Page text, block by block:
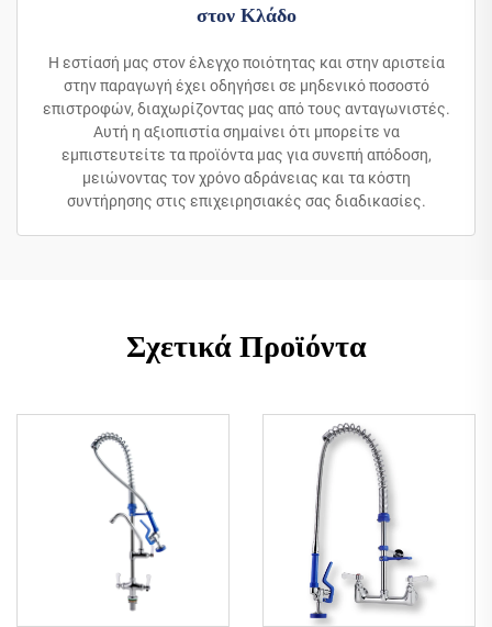
στον Κλάδο
Η εστίασή μας στον έλεγχο ποιότητας και στην αριστεία
στην παραγωγή έχει οδηγήσει σε μηδενικό ποσοστό
επιστροφών, διαχωρίζοντας μας από τους ανταγωνιστές.
Αυτή η αξιοπιστία σημαίνει ότι μπορείτε να
εμπιστευτείτε τα προϊόντα μας για συνεπή απόδοση,
μειώνοντας τον χρόνο αδράνειας και τα κόστη
συντήρησης στις επιχειρησιακές σας διαδικασίες.
Σχετικά Προϊόντα